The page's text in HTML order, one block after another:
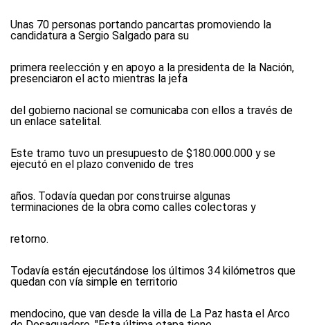
Unas 70 personas portando pancartas promoviendo la
candidatura a Sergio Salgado para su
primera reelección y en apoyo a la presidenta de la Nación,
presenciaron el acto mientras la jefa
del gobierno nacional se comunicaba con ellos a través de
un enlace satelital.
Este tramo tuvo un presupuesto de $180.000.000 y se
ejecutó en el plazo convenido de tres
años. Todavía quedan por construirse algunas
terminaciones de la obra como calles colectoras y
retorno.
Todavía están ejecutándose los últimos 34 kilómetros que
quedan con vía simple en territorio
mendocino, que van desde la villa de La Paz hasta el Arco